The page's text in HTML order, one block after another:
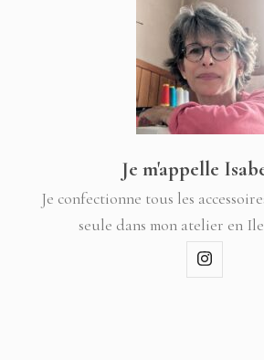
Je m'appelle
Je confectionne tous les
seule dans mon atelier en